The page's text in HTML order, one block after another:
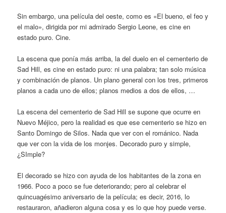
Sin embargo, una película del oeste, como es «El bueno, el feo y
el malo», dirigida por mi admirado Sergio Leone, es cine en
estado puro. Cine.
La escena que ponía más arriba, la del duelo en el cementerio de
Sad Hill, es cine en estado puro: ni una palabra; tan solo música
y combinación de planos. Un plano general con los tres, primeros
planos a cada uno de ellos; planos medios a dos de ellos, …
La escena del cementerio de Sad Hill se supone que ocurre en
Nuevo Méjico, pero la realidad es que ese cementerio se hizo en
Santo Domingo de Silos. Nada que ver con el románico. Nada
que ver con la vida de los monjes. Decorado puro y simple,
¿SImple?
El decorado se hizo con ayuda de los habitantes de la zona en
1966. Poco a poco se fue deteriorando; pero al celebrar el
quincuagésimo aniversario de la película; es decir, 2016, lo
restauraron, añadieron alguna cosa y es lo que hoy puede verse.